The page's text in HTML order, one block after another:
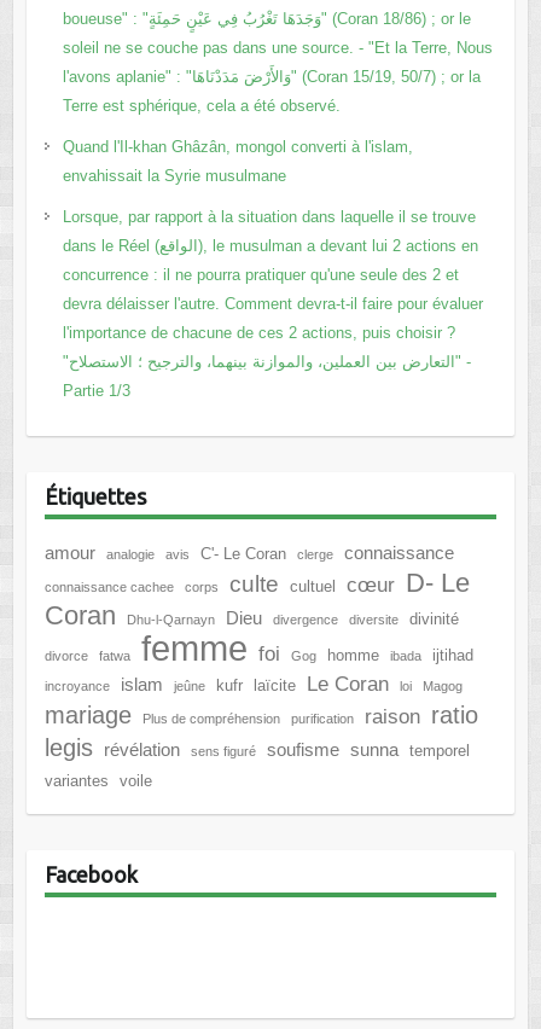
boueuse" : "وَجَدَهَا تَغْرُبُ فِي عَيْنٍ حَمِئَةٍ" (Coran 18/86) ; or le
soleil ne se couche pas dans une source. - "Et la Terre, Nous
l'avons aplanie" : "وَالأَرْضَ مَدَدْنَاهَا" (Coran 15/19, 50/7) ; or la
Terre est sphérique, cela a été observé.
Quand l'Il-khan Ghâzân, mongol converti à l'islam,
envahissait la Syrie musulmane
Lorsque, par rapport à la situation dans laquelle il se trouve
dans le Réel (الواقع), le musulman a devant lui 2 actions en
concurrence : il ne pourra pratiquer qu'une seule des 2 et
devra délaisser l'autre. Comment devra-t-il faire pour évaluer
l'importance de chacune de ces 2 actions, puis choisir ?
"التعارض بين العملين، والموازنة بينهما، والترجيح ؛ الاستصلاح" -
Partie 1/3
Étiquettes
amour analogie avis C'- Le Coran clerge connaissance
connaissance cachee corps culte cultuel cœur D- Le
Coran
Dhu-l-Qarnayn Dieu divergence diversite divinité
divorce fatwa femme foi Gog homme ibada ijtihad
incroyance islam jeûne kufr laïcite Le Coran loi Magog
mariage Plus de compréhension purification raison ratio
legis révélation sens figuré soufisme sunna
temporel
variantes
voile
Facebook